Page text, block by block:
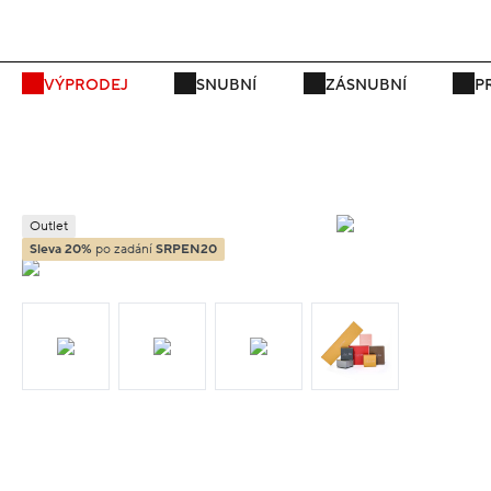
VÝPRODEJ SNUBNÍ ZÁSNUBNÍ
Outlet
Sleva 20% po zadání SRPEN20